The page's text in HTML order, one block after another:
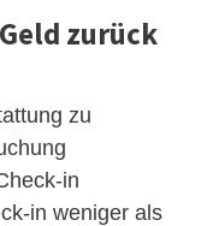
zurück
zu
in
in weniger als